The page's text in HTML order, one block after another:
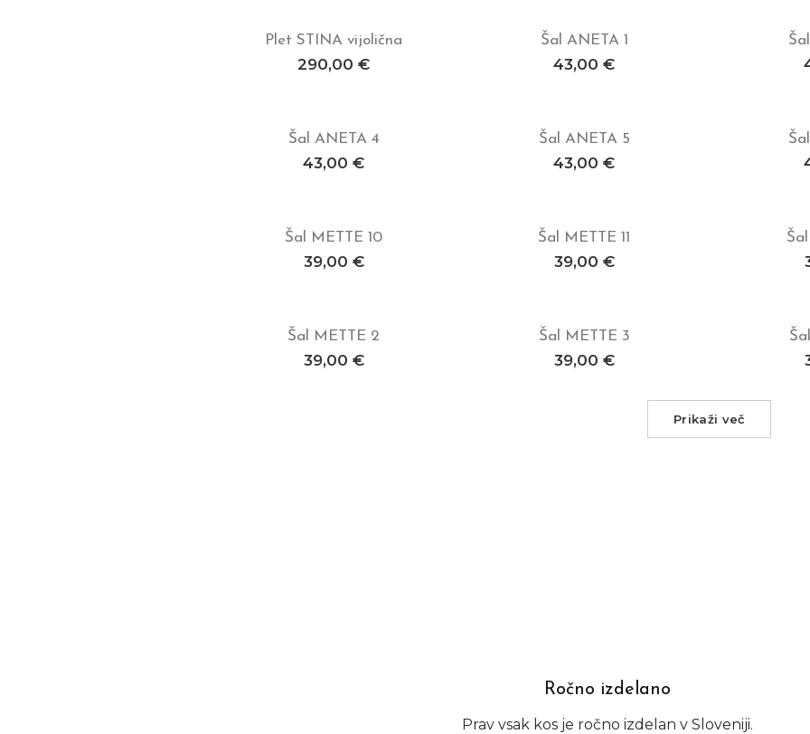
Dodaj v košarico
Plet STINA vijolična
290,00€
Dodaj v košarico
Šal ANETA 1
43,00€
Dodaj v košarico
Šal ANETA 4
43,00€
Dodaj v košarico
Šal ANETA 5
43,00€
Dodaj v košarico
Šal METTE 10
39,00 €
Dodaj v košarico
Šal METTE 11
39,00 €
Dodaj v košarico
Šal METTE 2
39,00 €
Dodaj v košarico
Šal METTE 3
39,00 €
Prikaži več
Ročno izdelano
Prav vsak kos je ročno izdelan v Sloveniji.